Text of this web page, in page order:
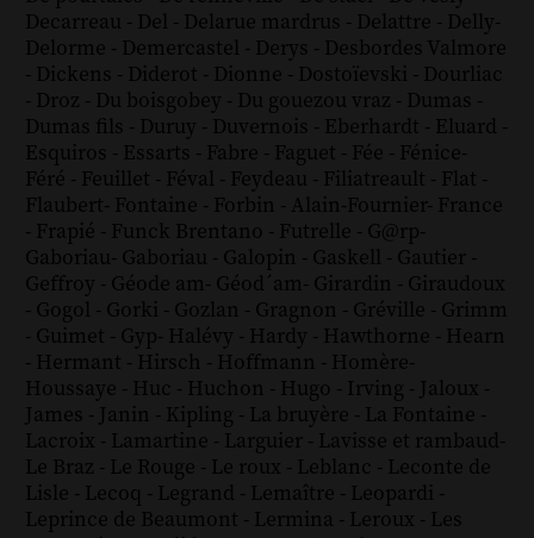
Decarreau - Del - Delarue mardrus - Delattre - Delly-
Delorme - Demercastel - Derys - Desbordes Valmore
- Dickens - Diderot - Dionne - Dostoïevski - Dourliac
- Droz - Du boisgobey - Du gouezou vraz - Dumas -
Dumas fils - Duruy - Duvernois - Eberhardt - Eluard -
Esquiros - Essarts - Fabre - Faguet - Fée - Fénice-
Féré - Feuillet - Féval - Feydeau - Filiatreault - Flat -
Flaubert- Fontaine - Forbin - Alain-Fournier- France
- Frapié - Funck Brentano - Futrelle - G@rp-
Gaboriau- Gaboriau - Galopin - Gaskell - Gautier -
Geffroy - Géode am- Géod´am- Girardin - Giraudoux
- Gogol - Gorki - Gozlan - Gragnon - Gréville - Grimm
- Guimet - Gyp- Halévy - Hardy - Hawthorne - Hearn
- Hermant - Hirsch - Hoffmann - Homère-
Houssaye - Huc - Huchon - Hugo - Irving - Jaloux -
James - Janin - Kipling - La bruyère - La Fontaine -
Lacroix - Lamartine - Larguier - Lavisse et rambaud-
Le Braz - Le Rouge - Le roux - Leblanc - Leconte de
Lisle - Lecoq - Legrand - Lemaître - Leopardi -
Leprince de Beaumont - Lermina - Leroux - Les